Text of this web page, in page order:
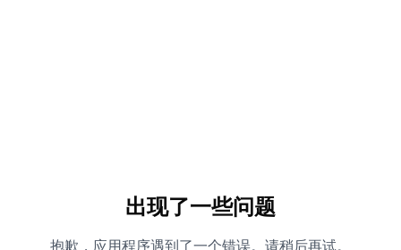
出现了一些问题
抱歉，应用程序遇到了一个错误。请稍后再试。